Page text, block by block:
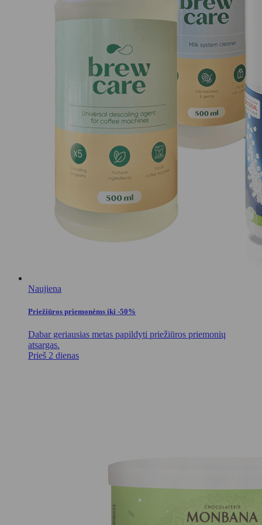
Naujiena
Priežiūros priemonėms iki -50%
Dabar geriausias metas papildyti priežiūros priemonių
atsargas.
Prieš 2 dienas